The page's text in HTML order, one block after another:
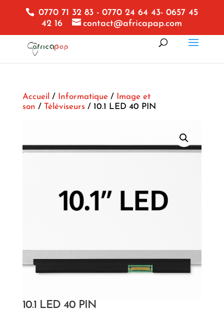
0770 71 32 83 - 0770 24 64 43- 0657 45
42 16
contact@africapap.com
Accueil / Informatique/
Image et
son / Téléviseurs/ 10.1 LED 40 PIN
10.1 LED 40 PIN